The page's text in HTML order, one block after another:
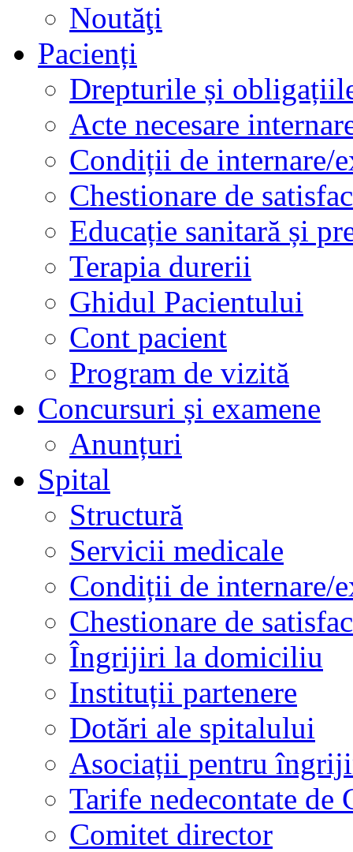
Noutăţi
Pacienți
Drepturile și
Acte necesare
Condiții de internare/
Chestionare de
Educație sanitară și
Terapia durerii
Ghidul Pacientului
Cont pacient
Program de vizită
Concursuri și examene
Anunțuri
Spital
Structură
Servicii medicale
Condiții de internare/
Chestionare de
Îngrijiri la domiciliu
Instituții partenere
Dotări ale spitalului
Asociații pentru
Tarife nedecontate de
Comitet director